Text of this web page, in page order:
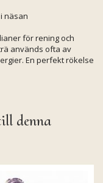
näsan
för rening och
används ofta av
En perfekt rökelse
denna